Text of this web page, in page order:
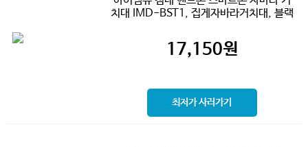
치대 IMD-BST1, 집게자바라거치대, 블랙
17,150원
최저가 사러가기